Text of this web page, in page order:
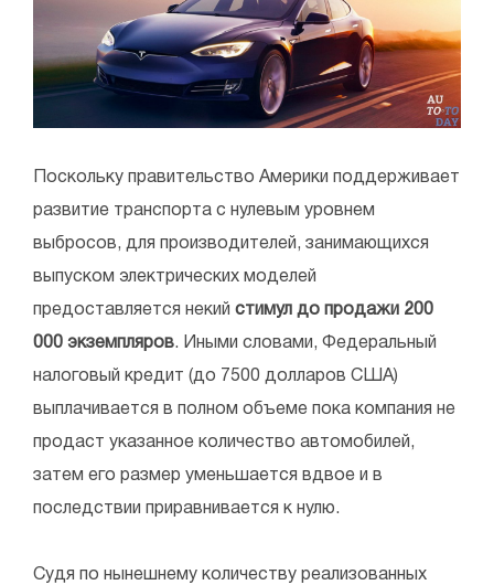
Поскольку правительство Америки поддерживает
развитие транспорта с нулевым уровнем
выбросов, для производителей, занимающихся
выпуском электрических моделей
предоставляется некий стимул до продажи 200
000 экземпляров. Иными словами, Федеральный
налоговый кредит (до 7500 долларов США)
выплачивается в полном объеме пока компания не
продаст указанное количество автомобилей,
затем его размер уменьшается вдвое и в
последствии приравнивается к нулю.
Судя по нынешнему количеству реализованных